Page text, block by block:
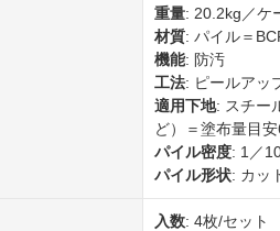
重量: 20.2kg／ケ
材質: パイル＝
機能: 防汚
工法: ピールアッ
適用下地: スチー
ど）＝塗布量目
パイル密度: 1／
パイル形状: カッ
入数: 4枚/セット